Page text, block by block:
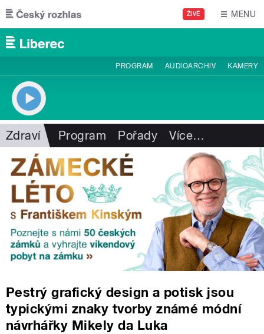
Přejít k hlavnímu obsahu
ŽIVĚ MENU
PROGRAM AUDIOARCHIV KAMERY
Zdraví Program Pořady Více…
Pestrý grafický design a potisk jsou
typickými znaky tvorby známé módní
návrhářky Mikely da Luka